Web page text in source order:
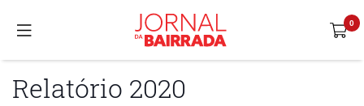
Relatório 2020